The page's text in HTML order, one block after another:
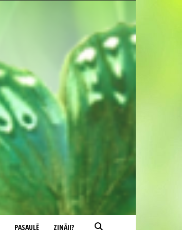
PASAULĒ ZINĀJI?